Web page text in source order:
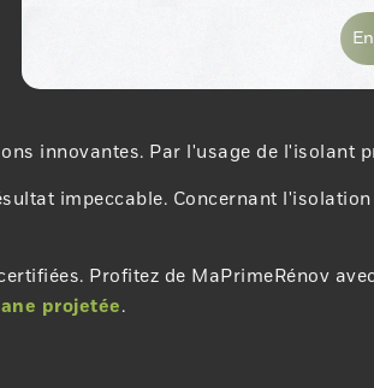
innovantes. Par l'usage de l'isolant
impeccable. Concernant l'isolation
Profitez de MaPrimeRénov
projetée.